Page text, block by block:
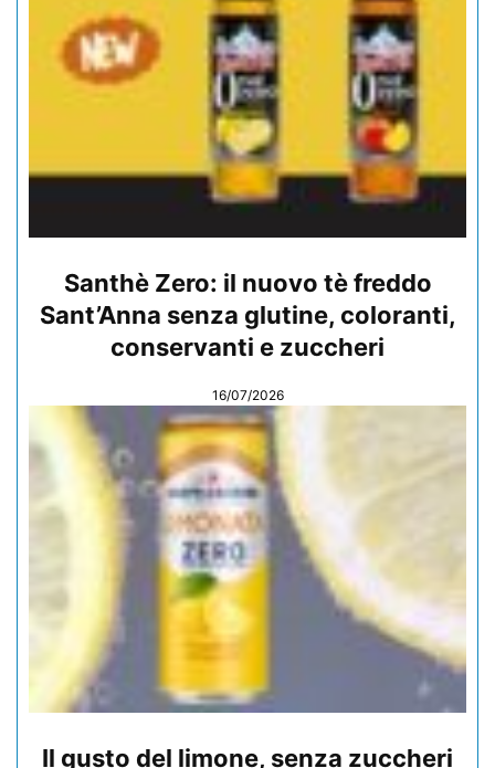
Santhè Zero: il nuovo tè freddo
Sant’Anna senza glutine, coloranti,
conservanti e zuccheri
16/07/2026
Il gusto del limone, senza zuccheri